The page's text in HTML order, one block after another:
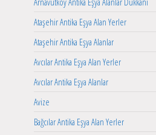
Ataşehir Antika Eşya Alan Yerler
Ataşehir Antika Eşya Alanlar
Avcılar Antika Eşya Alan Yerler
Avcılar Antika Eşya Alanlar
Avize
Bağcılar Antika Eşya Alan Yerler